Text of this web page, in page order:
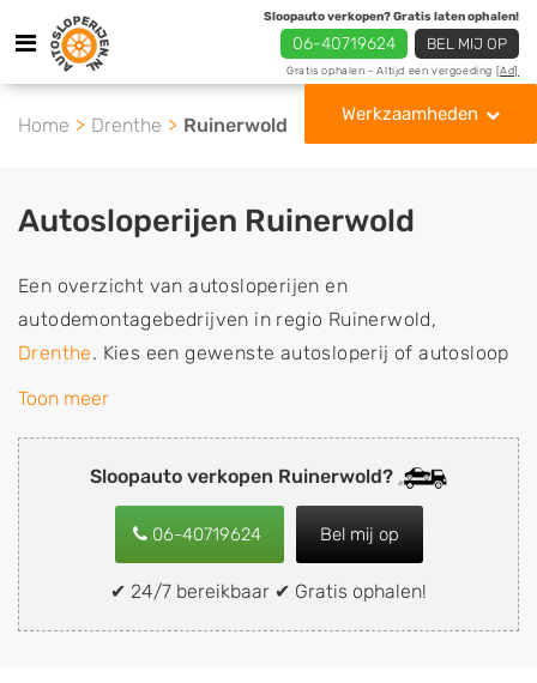
Sloopauto verkopen? Gratis laten ophalen!
06-40719624 BEL MIJ OP
Gratis ophalen - Altijd een vergoeding [Ad]
Werkzaamheden
Home Drenthe Ruinerwold
Sloopauto verkopen Ruinerwold?
06-40719624 Bel mij op
✔ 24/7 bereikbaar ✔ Gratis ophalen!
Autosloperijen Ruinerwold
Een overzicht van autosloperijen en
autodemontagebedrijven in regio Ruinerwold,
Drenthe. Kies een gewenste autosloperij of autosloop
uit de lijst die gespecialiseerd is in de verkoop van
de inkoop van sloopauto's, schadeauto's en
tweedehands auto's (ook zonder apk keuring). Wilt u
uw auto, camper, vrachtwagen, motor of brommobiel
snel en eenvoudig verkopen aan een
demontagebedrijf in de buurt, deze zelf wegbrengen
naar de sloop of deze liever laten ophalen op een
Toon meer